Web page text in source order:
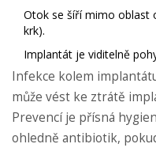
Otok se šíří mimo oblast
krk).
Implantát je viditelně
Infekce kolem
může vést ke ztrátě
Prevencí je přísná
ohledně antibiotik,